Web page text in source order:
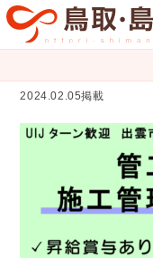
2024.02.05掲載